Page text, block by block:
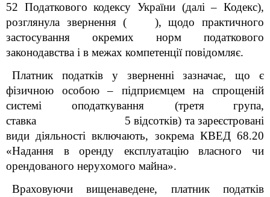
52 Податкового кодексу України (далі – Кодекс),
розглянула звернення( ), щодо практичного
застосування окремих норм податкового
законодавства і в межах компетенції повідомляє.
Платник податків у зверненні зазначає, що є
фізичною особою – підприємцем на спрощеній
системі оподаткування (третя група,
ставка 5 відсотків) та зареєстровані
види діяльності включають, зокрема КВЕД 68.20
«Надання в оренду експлуатацію власного чи
орендованого нерухомого майна».
Враховуючи вищенаведене, платник податків